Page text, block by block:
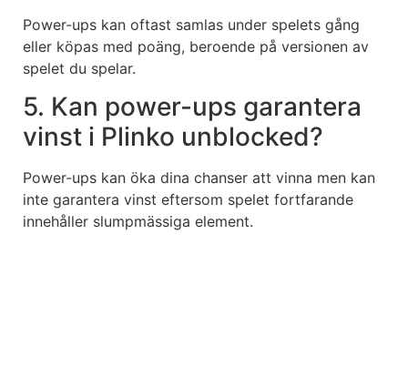
Power-ups kan oftast samlas under spelets gång
eller köpas med poäng, beroende på versionen av
spelet du spelar.
5. Kan power-ups garantera
vinst i Plinko unblocked?
Power-ups kan öka dina chanser att vinna men kan
inte garantera vinst eftersom spelet fortfarande
innehåller slumpmässiga element.